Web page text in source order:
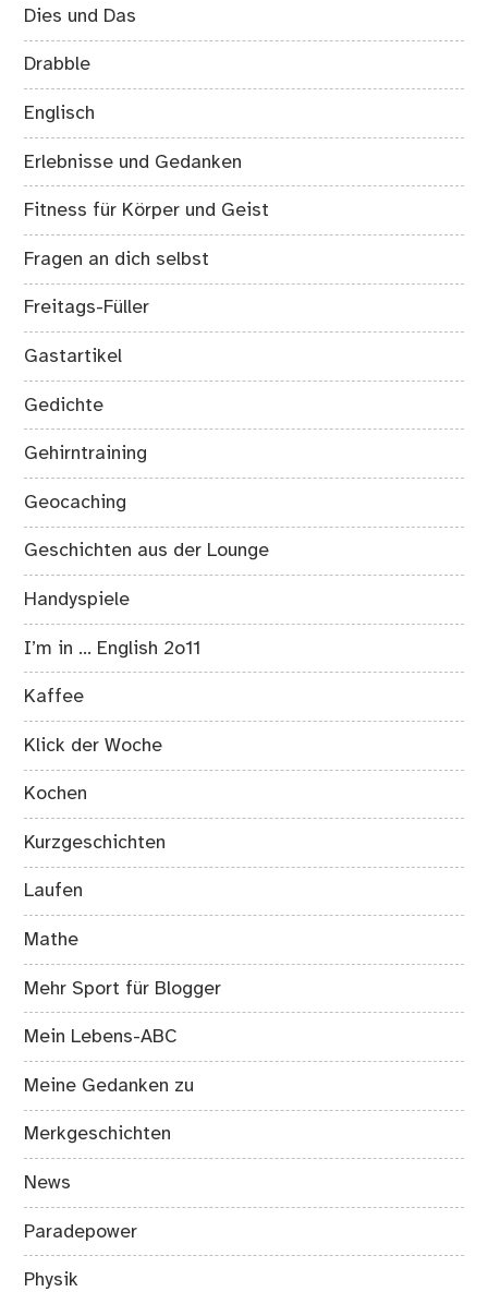
Dies und Das
Drabble
Englisch
Erlebnisse und Gedanken
Fitness für Körper und Geist
Fragen an dich selbst
Freitags-Füller
Gastartikel
Gedichte
Gehirntraining
Geocaching
Geschichten aus der Lounge
Handyspiele
I’m in … English 2o11
Kaffee
Klick der Woche
Kochen
Kurzgeschichten
Laufen
Mathe
Mehr Sport für Blogger
Mein Lebens-ABC
Meine Gedanken zu
Merkgeschichten
News
Paradepower
Physik